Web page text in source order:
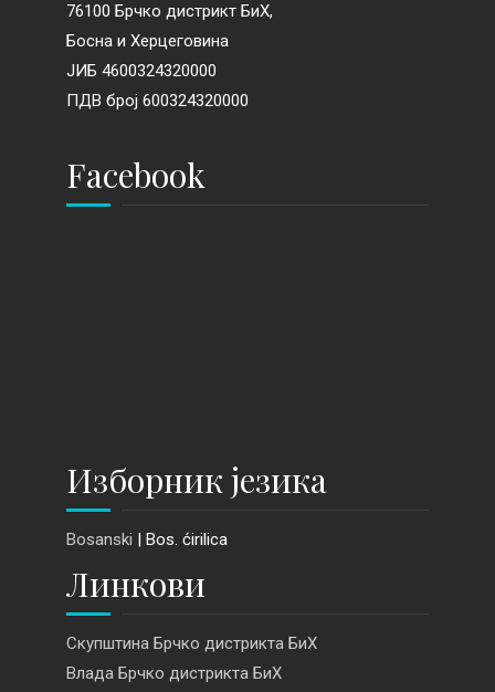
76100 Брчко дистрикт БиХ,
Босна и Херцеговина
ЈИБ 4600324320000
ПДВ број 600324320000
Facebook
Изборник језика
Bosanski | Bos. ćirilica
Линкови
Скупштина Брчко дистрикта БиХ
Влада Брчко дистрикта БиХ